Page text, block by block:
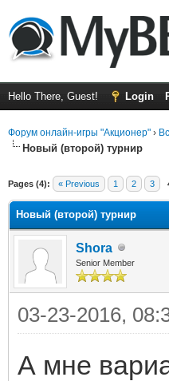
Hello There, Guest! Login
Форум онлайн-игры "Акционер" ›
Новый (второй) турнир
Pages (4): « Previous 1 2 3
Новый (второй) турнир
Shora
Senior Member
03-23-2016,
А мне